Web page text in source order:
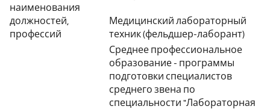
наименования
должностей,
профессий
Медицинский лабораторный
техник (фельдшер-лаборант)
Среднее профессиональное
образование - программы
подготовки специалистов
среднего звена по
специальности "Лабораторная